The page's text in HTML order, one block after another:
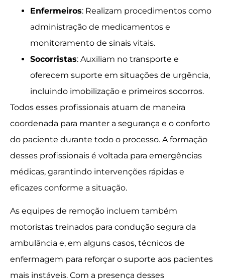
Enfermeiros: Realizam procedimentos como
administração de medicamentos e
monitoramento de sinais vitais.
Socorristas: Auxiliam no transporte e
oferecem suporte em situações de urgência,
incluindo imobilização e primeiros socorros.
Todos esses profissionais atuam de maneira
coordenada para manter a segurança e o conforto
do paciente durante todo o processo. A formação
desses profissionais é voltada para emergências
médicas, garantindo intervenções rápidas e
eficazes conforme a situação.
As equipes de remoção incluem também
motoristas treinados para condução segura da
ambulância e, em alguns casos, técnicos de
enfermagem para reforçar o suporte aos pacientes
mais instáveis. Com a presença desses